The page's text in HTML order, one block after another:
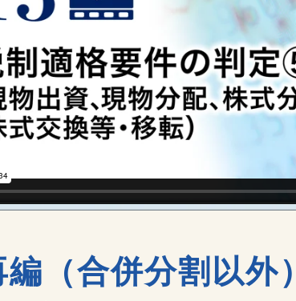
（合併分割以外）